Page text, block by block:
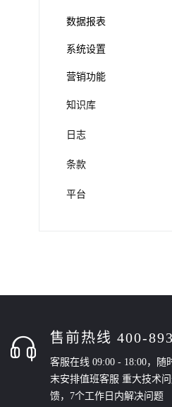
数据报表
系统设置
营销功能
知识库
日志
条款
平台
售前热线 400-
客服在线 09:00 - 18:00，随
末安排值班客服 重大技术
馈，7个工作日内解决问题